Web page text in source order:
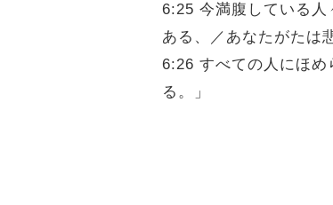
6:25 今満腹している人
ある、／あなたがたは
6:26 すべての人にほめ
る。」